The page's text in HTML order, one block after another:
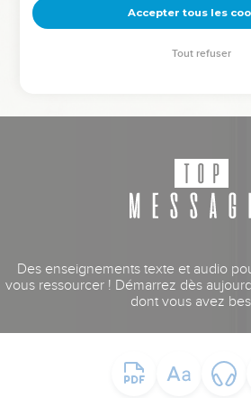
équipe, un groupe ou une famille,
pour vous.
Des enseignements texte et audio
vous ressourcer ! Démarrez dès
dont vous avez
Accepter tous les
Tout refuser